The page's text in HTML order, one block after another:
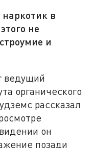
в
не
и
ведущий
органического
рассказал
он
позади